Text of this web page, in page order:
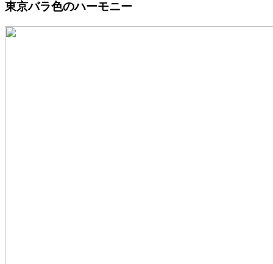
東京バラ色のハーモニー